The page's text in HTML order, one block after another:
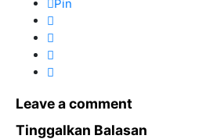
Pin
Leave a comment
Tinggalkan Balasan